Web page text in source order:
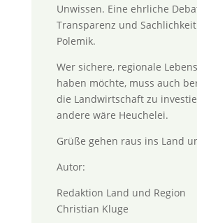
Unwissen. Eine ehrliche
Transparenz und
Polemik.
Wer sichere, regionale
haben möchte, muss auch
die Landwirtschaft zu
andere wäre Heuchelei.
Grüße gehen raus ins Land
Autor:
Redaktion Land und Region
Christian Kluge